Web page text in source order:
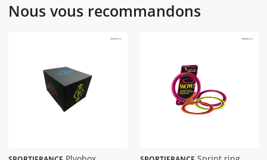
Nous vous recommandons